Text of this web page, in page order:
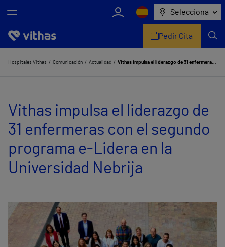
Selecciona
Nosotros
Servicios de salud
Equipo médico y asistencial
Información útil
Pedir Cita
Hospitales Vithas Comunicación Actualidad Vithas impulsa el liderazgo de 31 enfermeras con el segundo programa e-Lidera en la Universidad Nebrija
Vithas impulsa el liderazgo de
31 enfermeras con el segundo
programa e-Lidera en la
Universidad Nebrija